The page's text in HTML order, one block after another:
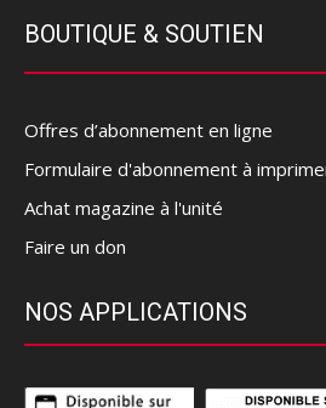
BOUTIQUE & SOUTIEN
Offres d’abonnement en ligne
Formulaire d'abonnement à
Achat magazine à l'unité
Faire un don
NOS APPLICATIONS